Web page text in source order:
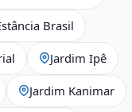
Brasil
Jardim Ipê
Jardim Kanimar